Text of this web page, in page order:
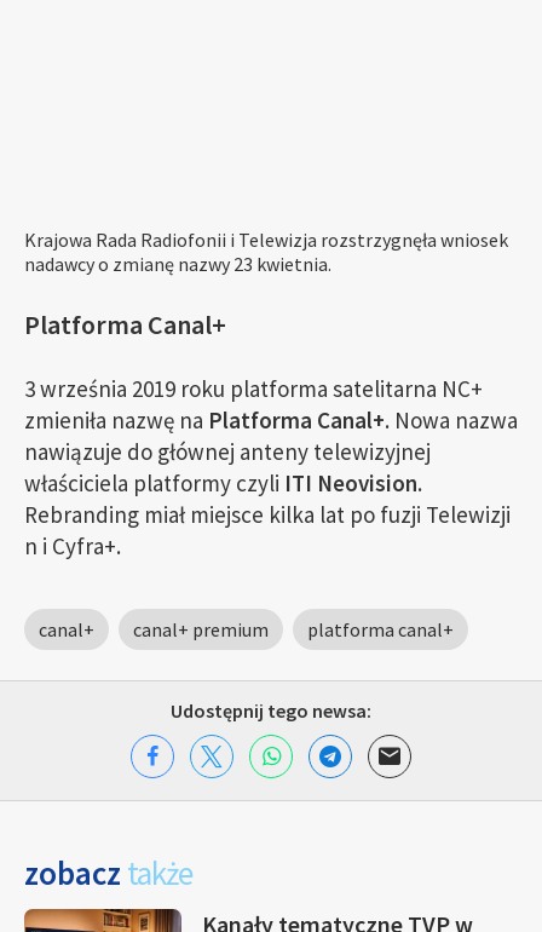
Krajowa Rada Radiofonii i Telewizja rozstrzygnęła wniosek
nadawcy o zmianę nazwy 23 kwietnia.
Platforma Canal+
3 września 2019 roku platforma satelitarna NC+
zmieniła nazwę na Platforma Canal+. Nowa nazwa
nawiązuje do głównej anteny telewizyjnej
właściciela platformy czyli ITI Neovision.
Rebranding miał miejsce kilka lat po fuzji Telewizji
n i Cyfra+.
canal+ canal+ premium platforma canal+
Udostępnij tego newsa:
zobacz także
Kanały tematyczne TVP w